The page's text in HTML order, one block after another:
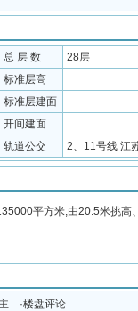
总 层 数
28层
标准层高
标准层建面
开间建面
轨道公交 2、11号线 江
平方米,由20.5米挑
·楼盘评论